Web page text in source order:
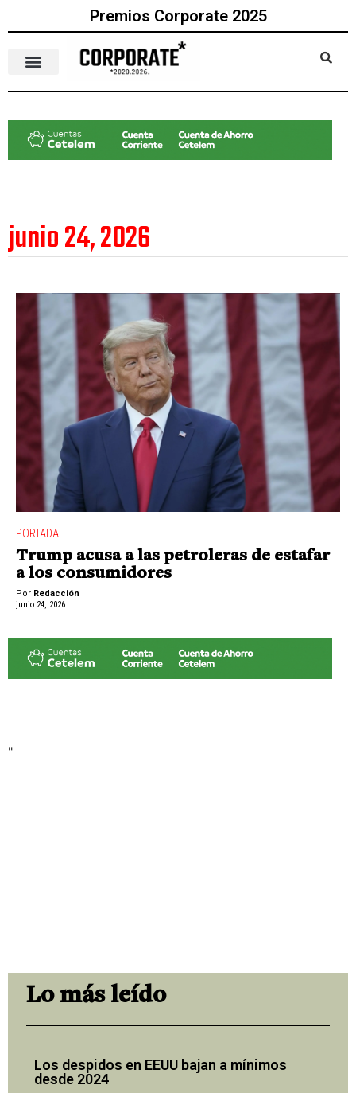
Premios Corporate 2025
junio 24, 2026
PORTADA
Trump acusa a las petroleras de estafar
a los consumidores
Por Redacción
junio 24, 2026
"
Lo más leído
Los despidos en EEUU bajan a mínimos
desde 2024